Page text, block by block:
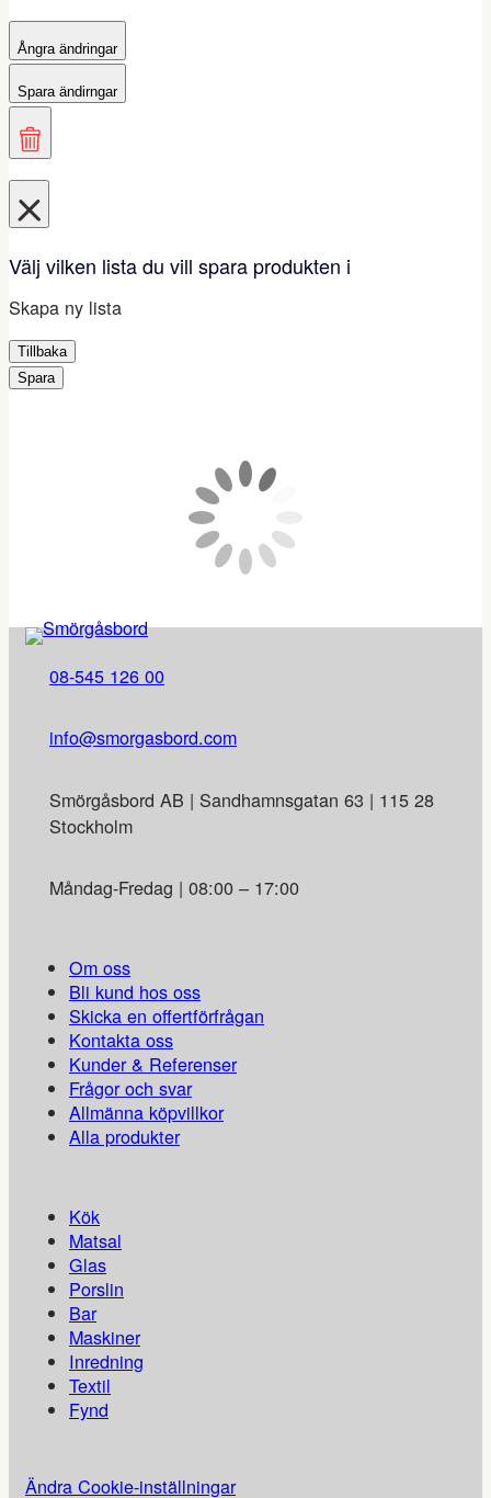
Ångra ändringar
Spara ändirngar
Välj vilken lista du vill spara produkten i
Skapa ny lista
Tillbaka
Spara
08-545 126 00
info@smorgasbord.com
Smörgåsbord AB | Sandhamnsgatan 63 | 115 28
Stockholm
Måndag-Fredag | 08:00 – 17:00
Om oss
Bli kund hos oss
Skicka en offertförfrågan
Kontakta oss
Kunder & Referenser
Frågor och svar
Allmänna köpvillkor
Alla produkter
Kök
Matsal
Glas
Porslin
Bar
Maskiner
Inredning
Textil
Fynd
Ändra Cookie-inställningar